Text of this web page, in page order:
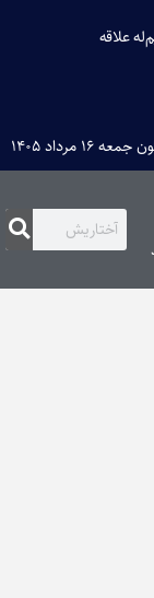
علاقه
۱۶ مرداد ۱۴۰۵